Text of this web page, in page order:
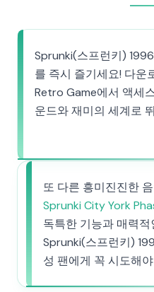
Sprunki(스프런키)
를 즉시 즐기세요! 다운
Retro Game에서 액세
운드와 재미의 세계로
또 다른 흥미진진한
Sprunki City York
독특한 기능과 매력
Sprunki(스프런키)
성 팬에게 꼭 시도해